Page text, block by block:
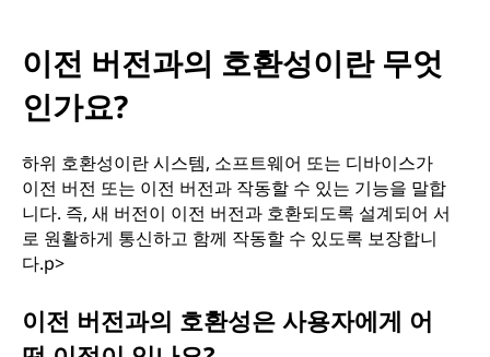
엇
인
가
요
이전 버전과의 호환성이란 무엇
인가요?
하위 호환성이란 시스템, 소프트웨어 또는 디바이스가
이전 버전 또는 이전 버전과 작동할 수 있는 기능을 말합
니다. 즉, 새 버전이 이전 버전과 호환되도록 설계되어 서
로 원활하게 통신하고 함께 작동할 수 있도록 보장합니
다.p>
이전 버전과의 호환성은 사용자에게 어